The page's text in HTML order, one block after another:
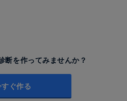
断を作ってみませんか？
すぐ作る